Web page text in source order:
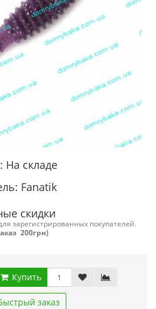
На складе
Fanatik
скидки
зарегистрированных покупателей.
200грн)
Купить
заказ